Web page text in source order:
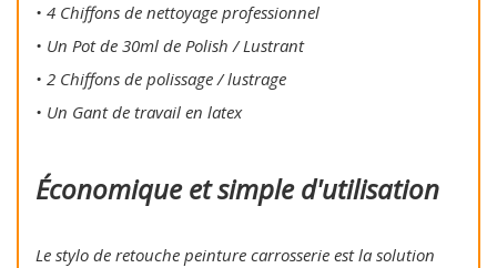
• 4 Chiffons de nettoyage professionnel
• Un Pot de 30ml de Polish / Lustrant
• 2 Chiffons de polissage / lustrage
• Un Gant de travail en latex
Économique et simple d'utilisation
Le stylo de retouche peinture carrosserie est la solution